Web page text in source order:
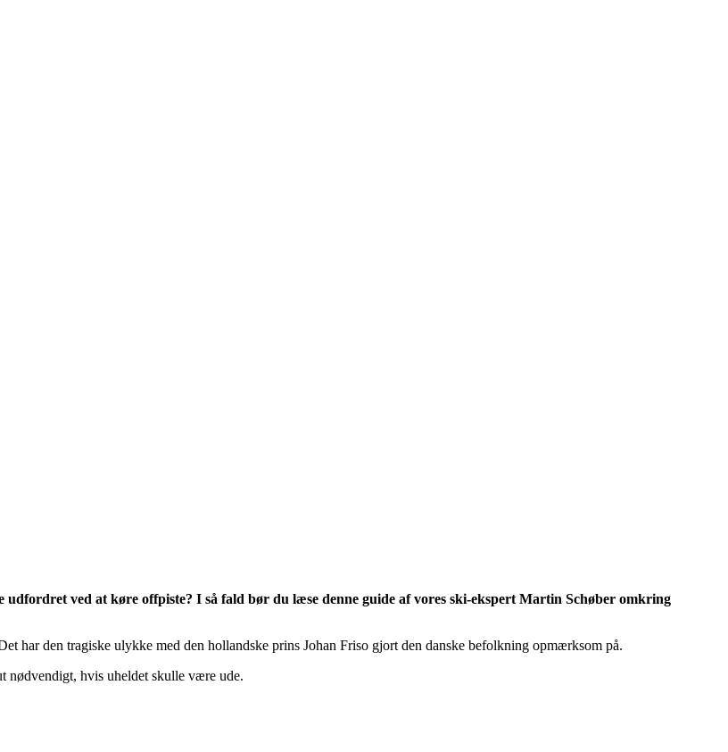
udfordret ved at køre offpiste? I så fald bør du læse denne guide af vores ski-ekspert Martin Schøber omkring
har den tragiske ulykke med den hollandske prins Johan Friso gjort den danske befolkning opmærksom på.
nødvendigt, hvis uheldet skulle være ude.